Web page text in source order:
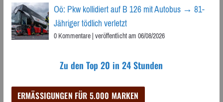
Oö: Pkw kollidiert auf B 126 mit Autobus → 81-
Jähriger tödlich verletzt
0 Kommentare|veröffentlicht am 06/08/2026
Zu den Top 20 in 24 Stunden
ERMÄSSIGUNGEN FÜR 5.000 MARKEN